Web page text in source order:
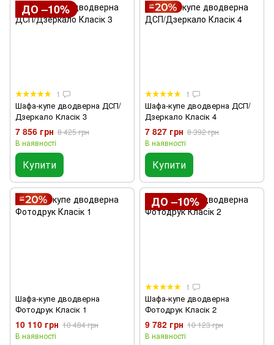
ДО –10%
1
Шафа-купе дводверна ДСП/
Дзеркало Класік 3
7 856 грн 8 425 грн
В наявності
Купити
1
Шафа-купе дводверна ДСП/
Дзеркало Класік 4
7 827 грн 8 392 грн
В наявності
Купити
Шафа-купе дводверна
Фотодрук Класік 1
10 110 грн 10 484 грн
В наявності
ДО –10%
1
Шафа-купе дводверна
Фотодрук Класік 2
9 782 грн 10 123 грн
В наявності